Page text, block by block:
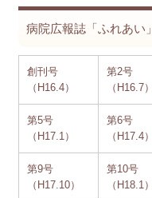
病院広報誌「ふれあい」
創刊号
（H16.4）
第2号
（H16.7）
第5号
（H17.1）
第6号
（H17.4）
第9号
（H17.10）
第10号
（H18.1）